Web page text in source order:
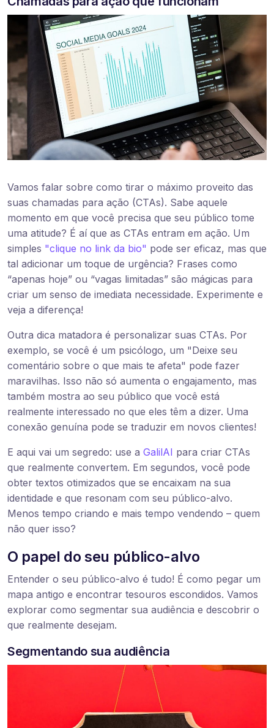
Vamos falar sobre como tirar o máximo proveito das
suas chamadas para ação (CTAs). Sabe aquele
momento em que você precisa que seu público tome
uma atitude? É aí que as CTAs entram em ação. Um
simples "clique no link da bio" pode ser eficaz, mas que
tal adicionar um toque de urgência? Frases como
“apenas hoje” ou “vagas limitadas” são mágicas para
criar um senso de imediata necessidade. Experimente e
veja a diferença!
Outra dica matadora é personalizar suas CTAs. Por
exemplo, se você é um psicólogo, um "Deixe seu
comentário sobre o que mais te afeta" pode fazer
maravilhas. Isso não só aumenta o engajamento, mas
também mostra ao seu público que você está
realmente interessado no que eles têm a dizer. Uma
conexão genuína pode se traduzir em novos clientes!
E aqui vai um segredo: use a GalilAI para criar CTAs
que realmente convertem. Em segundos, você pode
obter textos otimizados que se encaixam na sua
identidade e que resonam com seu público-alvo.
Menos tempo criando e mais tempo vendendo – quem
não quer isso?
O papel do seu público-alvo
Entender o seu público-alvo é tudo! É como pegar um
mapa antigo e encontrar tesouros escondidos. Vamos
explorar como segmentar sua audiência e descobrir o
que realmente desejam.
Segmentando sua audiência